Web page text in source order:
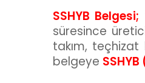
SSHYB Belgesi;
süresince
takım,
belgeye